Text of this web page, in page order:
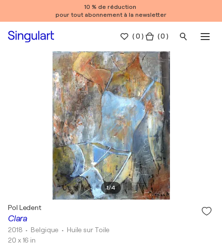
10 % de réduction
pour tout abonnement à la newsletter
(0 ) ( 0 )
1/4
Clara
Pol Ledent
2018 • Belgique • Huile sur Toile
20 x 16 in